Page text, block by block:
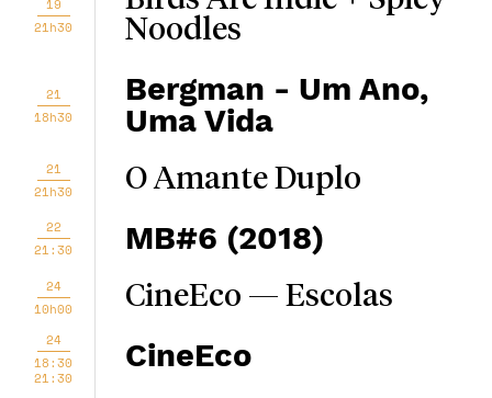
19
21h30
Noodles
21
18h30
Bergman - Um Ano,
Uma Vida
21
21h30
O Amante Duplo
22
21:30
MB#6 (2018)
24
10h00
CineEco — Escolas
24
18:30
21:30
CineEco